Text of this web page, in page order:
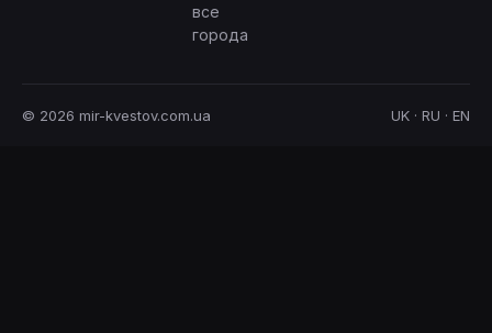
все
города
© 2026 mir-kvestov.com.ua UK · RU · EN